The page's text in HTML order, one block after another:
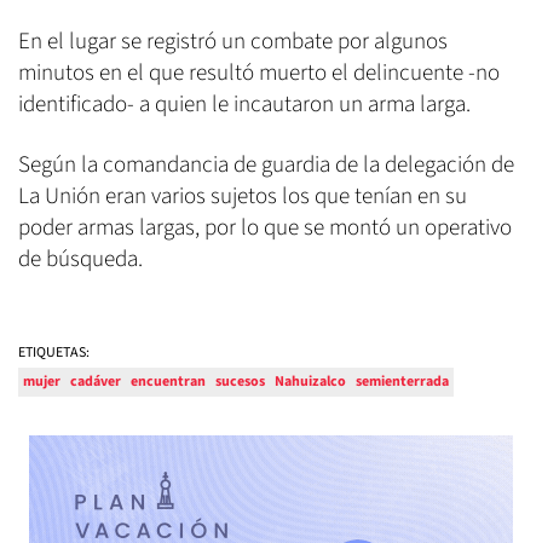
En el lugar se registró un combate por algunos
minutos en el que resultó muerto el delincuente -no
identificado- a quien le incautaron un arma larga.
Según la comandancia de guardia de la delegación de
La Unión eran varios sujetos los que tenían en su
poder armas largas, por lo que se montó un operativo
de búsqueda.
ETIQUETAS:
mujer cadáver encuentran sucesos Nahuizalco semienterrada